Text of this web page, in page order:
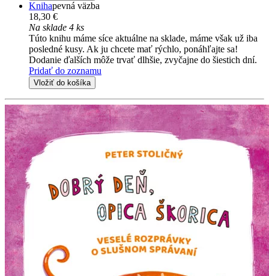
Knihapevná väzba
18,30 €
Na sklade 4 ks
Túto knihu máme síce aktuálne na sklade, máme však už iba
posledné kusy. Ak ju chcete mať rýchlo, ponáhľajte sa!
Dodanie ďalších môže trvať dlhšie, zvyčajne do šiestich dní.
Pridať do zoznamu
Vložiť do košíka